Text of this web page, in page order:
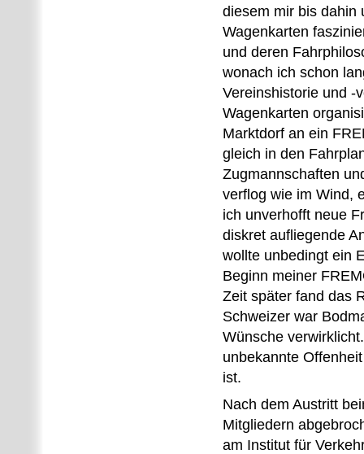
diesem mir bis dahin
Wagenkarten
und deren
wonach ich schon
Vereinshistorie und -
Wagenkarten
Marktdorf an ein
gleich in den
Zugmannschaften
verflog wie im Wind,
ich unverhofft neue
diskret aufliegende
wollte unbedingt ein
Beginn meiner
Zeit später fand das
Schweizer war
Wünsche
unbekannte
ist.
Nach dem Austritt
Mitgliedern
am Institut für